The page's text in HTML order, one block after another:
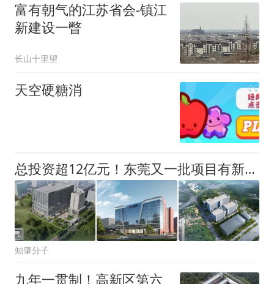
富有朝气的江苏省会-镇江
新建设一瞥
长山十里望
天空硬糖消
总投资超12亿元！东莞又一批项目有新进展！
知肇分子
九年一贯制！高新区第六